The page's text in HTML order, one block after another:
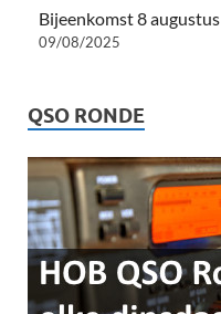
Bijeenkomst 8
09/08/2025
QSO RONDE